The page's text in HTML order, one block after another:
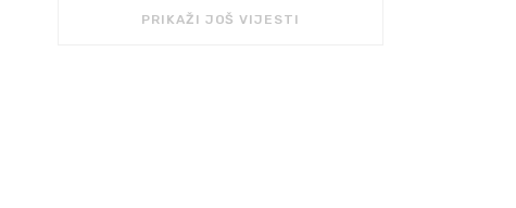
PRIKAŽI JOŠ VIJESTI